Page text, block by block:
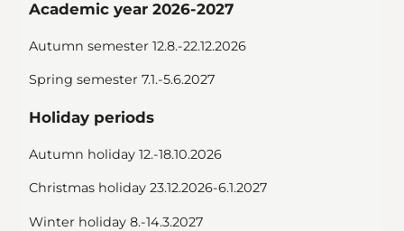
Academic year 2026-2027
Autumn semester 12.8.-22.12.2026
Spring semester 7.1.-5.6.2027
Holiday periods
Autumn holiday 12.-18.10.2026
Christmas holiday 23.12.2026-6.1.2027
Winter holiday 8.-14.3.2027